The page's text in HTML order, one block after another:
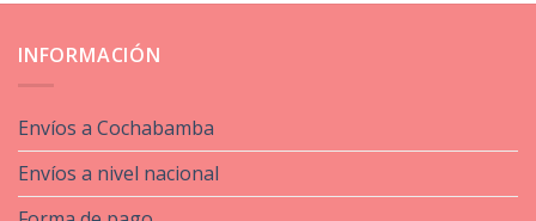
INFORMACIÓN
Envíos a Cochabamba
Envíos a nivel nacional